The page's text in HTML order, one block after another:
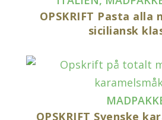
OPSKRIFT Pasta alla
siciliansk
OPSKRIFT Svenske